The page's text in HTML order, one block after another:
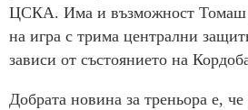
ЦСКА. Има и възможност Томаш
на игра с трима централни
зависи от състоянието на
Добрата новина за треньора е,